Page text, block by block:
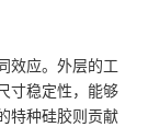
效应。外层的工
寸稳定性，能够
特种硅胶则贡献